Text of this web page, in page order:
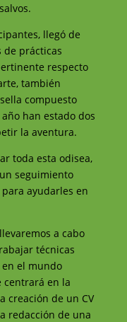
llegó de
de prácticas
respecto
también
compuesto
han estado dos
la aventura.
toda esta odisea,
seguimiento
ayudarles en
a cabo
técnicas
el mundo
centrará en la
creación de un CV
redacción de una